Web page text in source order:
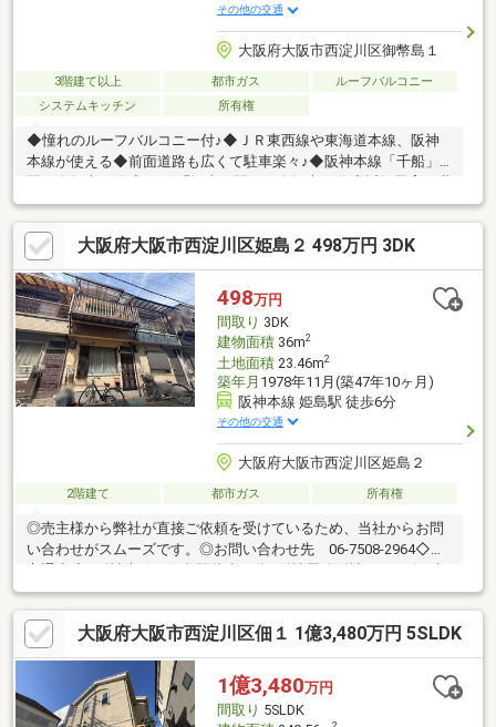
その他の交通
大阪府大阪市西淀川区御幣島１
3階建て以上 都市ガス
ルーフバルコニー
システムキッチン
所有権
◆憧れのルーフバルコニー付♪◆ＪＲ東西線や東海道本線、阪神
本線が使える◆前面道路も広くて駐車楽々♪◆阪神本線「千船」
帯に人気上昇中のエリアです！☆気になる物件があるので内覧し
てみたい！☆今よりもっと駅に近いところに住みたい！☆条件に
合う土地を知りたい！☆住宅ローンがいくら借りれるのか知りた
い…などなど、その他お家に関することでも、そうでないことで
もスタッフまでお気軽にご相談ください！お問合せ先↓0120-620-
078
大阪府大阪市西淀川区姫島２ 498万円 3DK
498万円
間取り 3DK
建物面積36m2
土地面積23.46m2
築年月 1978年11月(築47年10ヶ月)
阪神本線 姫島駅 徒歩6分
その他の交通
大阪府大阪市西淀川区姫島２
2階建て 都市ガス 所有権
◎売主様から弊社が直接ご依頼を受けているため、当社からお問
い合わせがスムーズです。◎お問い合わせ先 06-7508-2964◇◇
駅 １５分■ＪＲ東西線 御幣島駅 １６分≪周辺環境≫◇阪急
オアシス姫島店・・・徒歩６分◇関西スーパー大和田店・・・徒
歩１２分◇ローソン姫島５丁目店・・・徒歩２分◇サンドラッグ
姫島店・・・徒歩４分◇姫島小学校・・・徒歩２分◇西淀川中学
校・・・徒歩１０分
大阪府大阪市西淀川区佃１ 1億3,480万円 5SLDK
1億3,480万円
間取り 5SLDK